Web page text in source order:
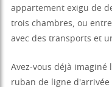
appartement exigu de
trois chambres, ou
avec des transports et
Avez-vous déjà
ruban de ligne